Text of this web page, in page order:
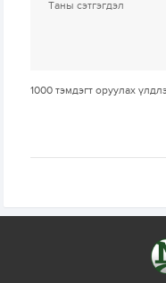
1000 тэмдэгт оруулах